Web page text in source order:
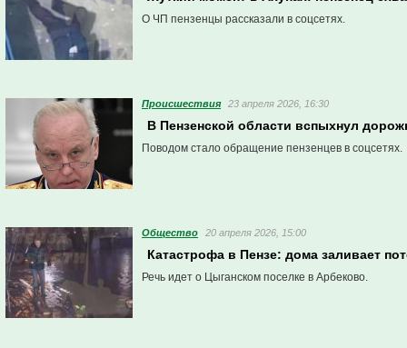
О ЧП пензенцы рассказали в соцсетях.
Проиcшествия 23 апреля 2026, 16:30
В Пензенской области вспыхнул
Поводом стало обращение пензенцев в соцсетях.
Общество 20 апреля 2026, 15:00
Катастрофа в Пензе: дома заливает
Речь идет о Цыганском поселке в Арбеково.